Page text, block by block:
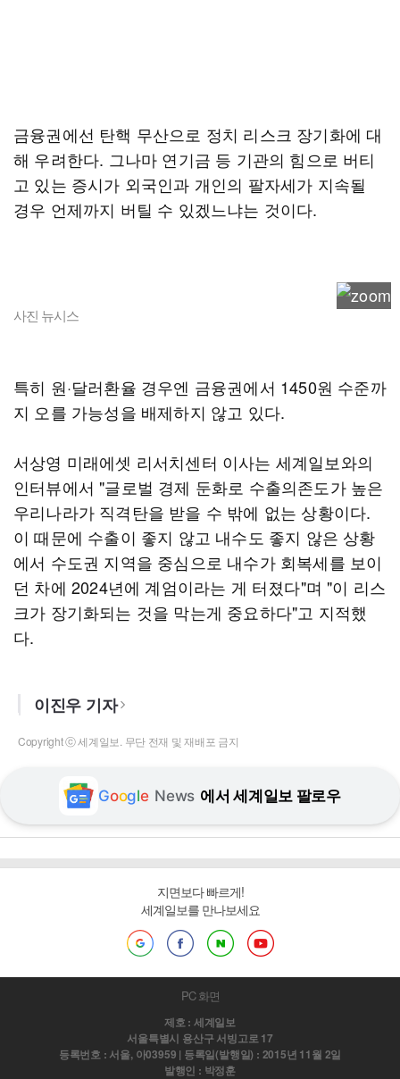
금융권에선 탄핵 무산으로 정치 리스크 장기화에 대
해 우려한다. 그나마 연기금 등 기관의 힘으로 버티
고 있는 증시가 외국인과 개인의 팔자세가 지속될
경우 언제까지 버틸 수 있겠느냐는 것이다.
사진 뉴시스
특히 원·달러환율 경우엔 금융권에서 1450원 수준까
지 오를 가능성을 배제하지 않고 있다.
서상영 미래에셋 리서치센터 이사는 세계일보와의
인터뷰에서 "글로벌 경제 둔화로 수출의존도가 높은
우리나라가 직격탄을 받을 수 밖에 없는 상황이다.
이 때문에 수출이 좋지 않고 내수도 좋지 않은 상황
에서 수도권 지역을 중심으로 내수가 회복세를 보이
던 차에 2024년에 계엄이라는 게 터졌다"며 "이 리스
크가 장기화되는 것을 막는게 중요하다"고 지적했
다.
이진우 기자
Copyright ⓒ 세계일보. 무단 전재 및 재배포 금지
Google News 에서 세계일보 팔로우
지면보다 빠르게!
세계일보를 만나보세요
PC 화면
제호 : 세계일보
서울특별시 용산구 서빙고로 17
등록번호 : 서울, 아03959 | 등록일(발행일) : 2015년 11월 2일
발행인 : 박정훈